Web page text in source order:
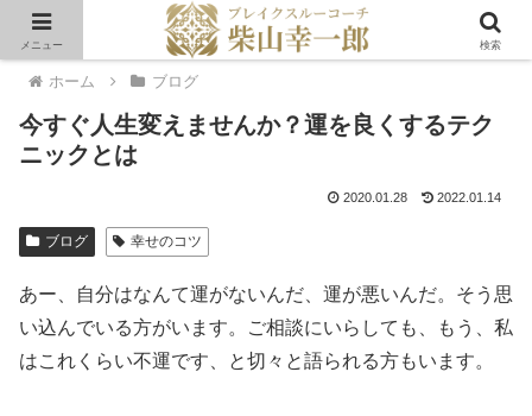
ホーム ブログ
今すぐ人生変えませんか？運を良くするテク
ニックとは
2020.01.28 2022.01.14
ブログ 幸せのコツ
あー、自分はなんて運がないんだ、運が悪いんだ。そう思
い込んでいる方がいます。ご相談にいらしても、もう、私
はこれくらい不運です、と切々と語られる方もいます。
メニュー 検索